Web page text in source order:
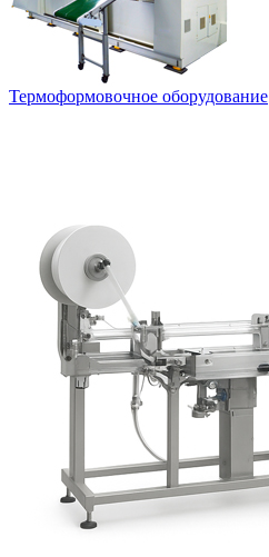
Термоформовочное оборудование